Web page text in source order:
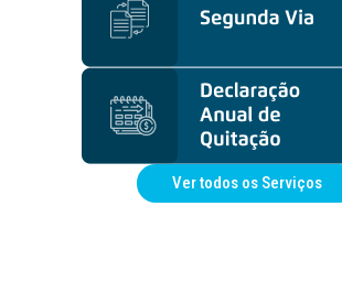
Ver todos os Serviços